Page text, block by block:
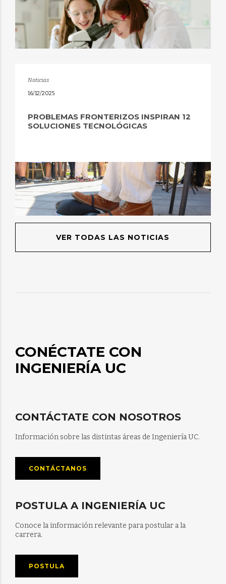
Noticias
16/12/2025
PROBLEMAS FRONTERIZOS INSPIRAN 12
SOLUCIONES TECNOLÓGICAS
VER TODAS LAS NOTICIAS
CONÉCTATE CON
INGENIERÍA UC
CONTÁCTATE CON NOSOTROS
Información sobre las distintas áreas de Ingeniería UC.
CONTÁCTANOS
POSTULA A INGENIERÍA UC
Conoce la información relevante para postular a la
carrera.
POSTULA